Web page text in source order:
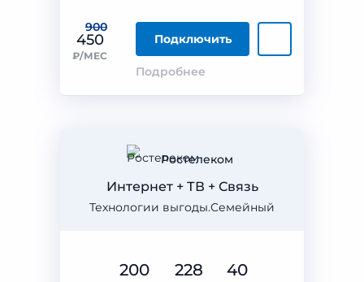
900
450
₽/МЕС
Подключить
Подробнее
Ростелеком
Технологии выгоды.Семейный
Интернет + ТВ + Связь
200 228 40